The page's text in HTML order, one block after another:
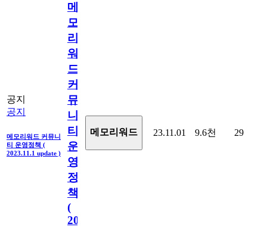
공지
공지
메모리워드 커뮤니
티 운영정책 (
2023.11.1 update )
메
모
리
워
드
커
뮤
니
티
운
영
정
책
(
2023.11.1
메모리워드 23.11.01 9.6천 29